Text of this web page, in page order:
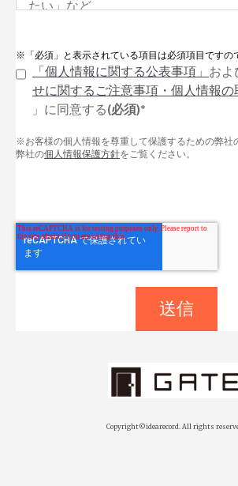
※「必須」と表示されている項目は必須項目ですの
「個人情報に関する公表事項」 およ
せに関するご注意事項・個人情報の
」に同意する(必須)*
※お客様の個人情報を尊重して保護するための弊社
弊社の個人情報保護方針をご覧ください。
Copyright©idearecord. All rights